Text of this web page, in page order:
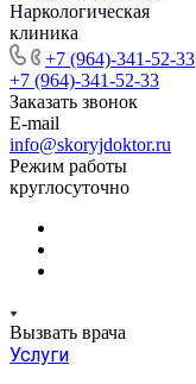
Наркологическая
клиника
+7 (964)-341-52-33
+7 (964)-341-52-33
Заказать звонок
E-mail
info@skoryjdoktor.ru
Режим работы
круглосуточно
Вызвать врача
Услуги